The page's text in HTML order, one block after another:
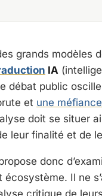
grands modèles
IA
débat public
et une méfiance
doit se situer
leur finalité et de
donc
écosystème. Il ne
critique de